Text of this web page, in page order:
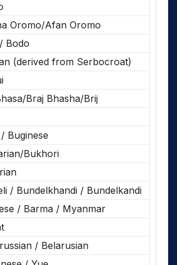
Oromo/Afan Oromo
Bodo
(derived from Serbocroat)
Braj Bhasha/Brij
Buginese
Bukhori
/ Bundelkhandi / Bundelkandi
/ Barma / Myanmar
/ Belarusian